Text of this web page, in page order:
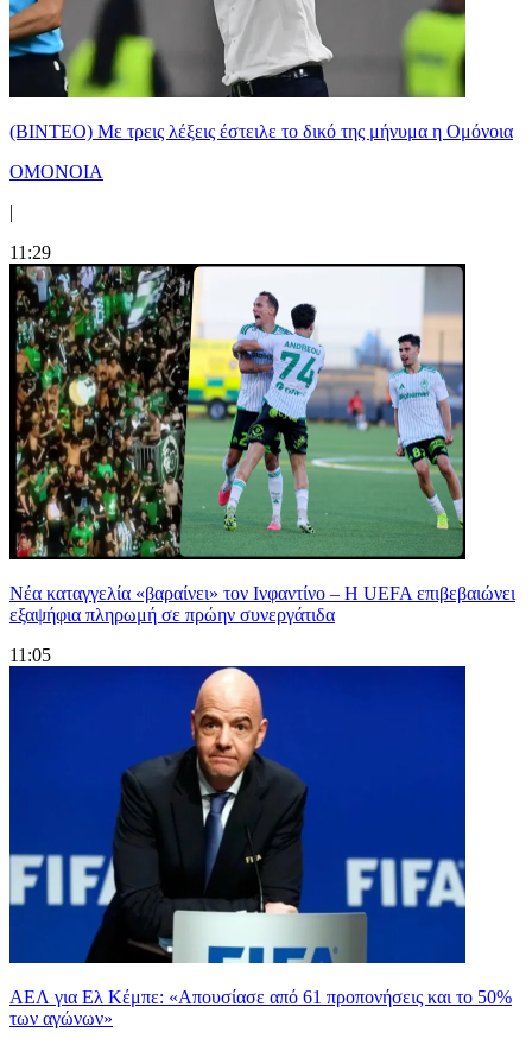
(ΒΙΝΤΕΟ) Με τρεις λέξεις έστειλε το δικό της μήνυμα η Ομόνοια
ΟΜΟΝΟΙΑ
|
11:29
Νέα καταγγελία «βαραίνει» τον Ινφαντίνο – Η UEFA επιβεβαιώνει
εξαψήφια πληρωμή σε πρώην συνεργάτιδα
11:05
ΑΕΛ για Ελ Κέμπε: «Απουσίασε από 61 προπονήσεις και το 50%
των αγώνων»